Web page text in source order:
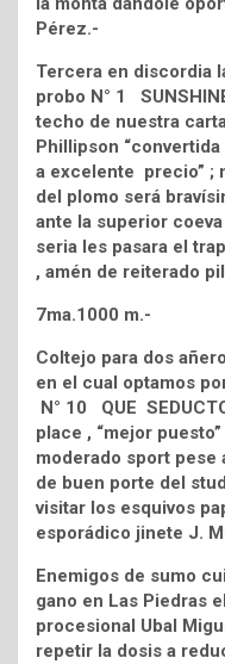
Pérez.-
Tercera en discordia
probo N° 1
techo de nuestra
Phillipson
a excelente precio” ;
del plomo será
ante la superior coeva
seria les pasara el
, amén de reiterado
7ma.1000 m.-
Coltejo para dos
en el cual optamos
N° 10 QUE
place , “mejor
moderado sport pese
de buen porte del
visitar los esquivos
esporádico jinete J.
Enemigos de sumo
gano en Las Piedras
procesional Ubal
repetir la dosis a